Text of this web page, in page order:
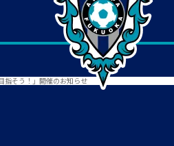
指そう！」開催のお知らせ